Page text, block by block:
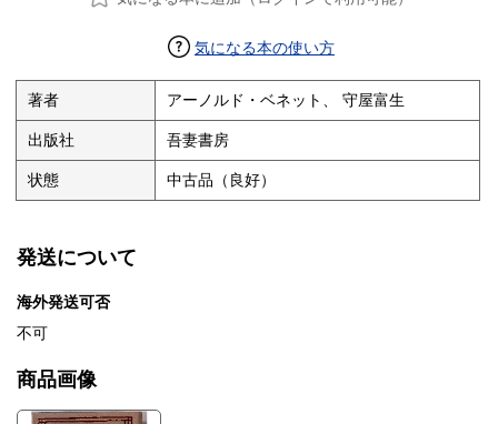
気になる本の使い方
著者 アーノルド・ベネット、 守屋富生
出版社 吾妻書房
状態 中古品（良好）
発送について
海外発送可否
不可
商品画像